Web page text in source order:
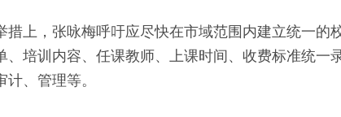
，张咏梅呼吁应尽快在市域范围内建立统一的
、培训内容、任课教师、上课时间、收费标准统
、管理等。